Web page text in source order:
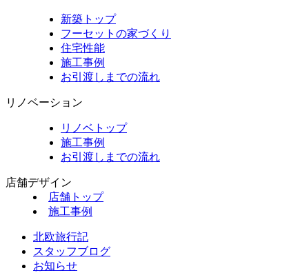
新築トップ
フーセットの家づくり
住宅性能
施工事例
お引渡しまでの流れ
リノベーション
リノベトップ
施工事例
お引渡しまでの流れ
店舗デザイン
店舗トップ
施工事例
北欧旅行記
スタッフブログ
お知らせ